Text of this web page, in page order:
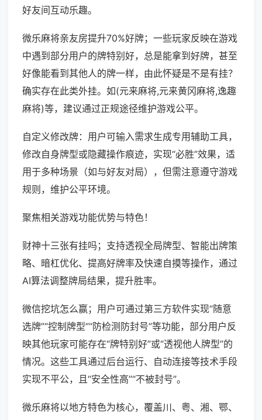
好友间互动乐趣。
微乐麻将亲友房提升70%好牌；一些玩家反映在游戏
中遇到部分用户的牌特别好，总是能拿到好牌，甚至
好像能看到其他人的牌一样，由此怀疑是不是有挂？
确实存在此类外挂。如(元来麻将,元来黄冈麻将,逸趣
麻将)等，建议通过正规途径维护游戏公平。
自定义修改牌：用户可输入需求生成专用辅助工具，
修改自身牌型或隐藏操作痕迹，实现“必胜”效果，适
用于多种场景（如与好友对局），但需注意遵守游戏
规则，维护公平环境。
聚焦相关游戏功能优势与特色！
财神十三张有挂吗；支持透视全局牌型、智能出牌策
略、暗杠优化、提高好牌率及快速自摸等操作，通过
AI算法调整牌局结果，提升胜率。
微信挖坑怎么赢；用户可通过第三方软件实现“随意
选牌”“控制牌型”“防检测防封号”等功能，部分用户反
映其他玩家可能存在“牌特别好”或“透视他人牌型”的
情况。这些工具通过后台运行、自动连接等技术手段
实现不平公，且“安全性高”“不被封号”。
微乐麻将以地方特色为核心，覆盖川、粤、湘、鄂、